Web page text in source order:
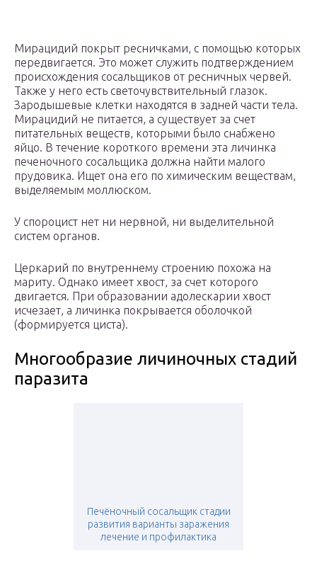
Мирацидий покрыт ресничками, с помощью которых
передвигается. Это может служить подтверждением
происхождения сосальщиков от ресничных червей.
Также у него есть светочувствительный глазок.
Зародышевые клетки находятся в задней части тела.
Мирацидий не питается, а существует за счет
питательных веществ, которыми было снабжено
яйцо. В течение короткого времени эта личинка
печеночного сосальщика должна найти малого
прудовика. Ищет она его по химическим веществам,
выделяемым моллюском.
У спороцист нет ни нервной, ни выделительной
систем органов.
Церкарий по внутреннему строению похожа на
мариту. Однако имеет хвост, за счет которого
двигается. При образовании адолескарии хвост
исчезает, а личинка покрывается оболочкой
(формируется циста).
Многообразие личиночных стадий
паразита
Печёночный сосальщик стадии
развития варианты заражения
лечение и профилактика